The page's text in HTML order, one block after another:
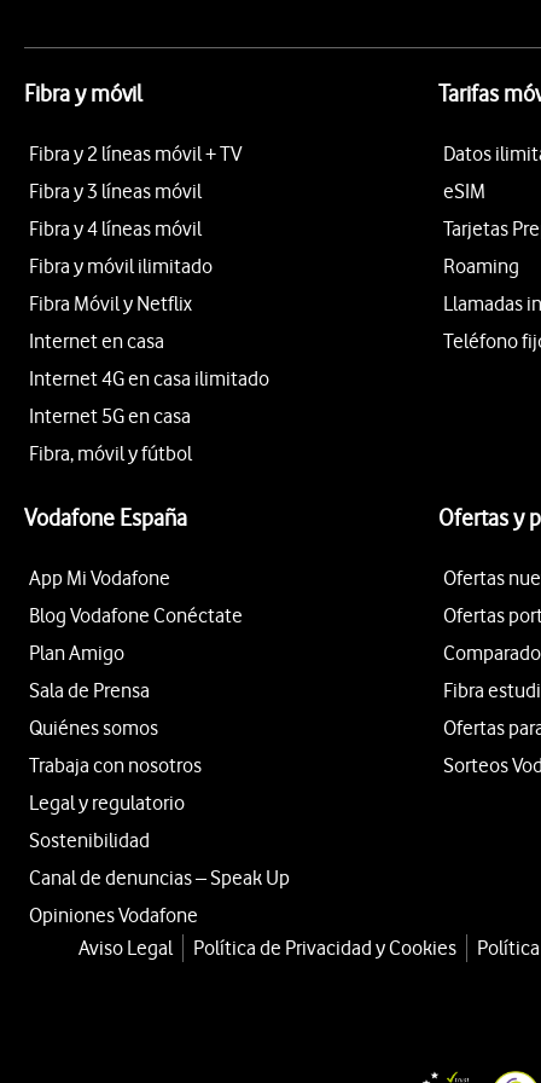
Fibra y móvil
Fibra y 2 líneas móvil + TV
Fibra y 3 líneas móvil
Fibra y 4 líneas móvil
Fibra y móvil ilimitado
Fibra Móvil y Netflix
Internet en casa
Internet 4G en casa ilimitado
Internet 5G en casa
Fibra, móvil y fútbol
Tarifas
Datos
eSIM
Tarjetas
Roaming
Llamadas
Teléfono
Vodafone España
App Mi Vodafone
Blog Vodafone Conéctate
Plan Amigo
Sala de Prensa
Quiénes somos
Trabaja con nosotros
Legal y regulatorio
Sostenibilidad
Canal de denuncias – Speak Up
Opiniones Vodafone
Ofertas y
Ofertas
Ofertas
Fibra
Ofertas
Sorteos
Aviso Legal Política de Privacidad y Cookies